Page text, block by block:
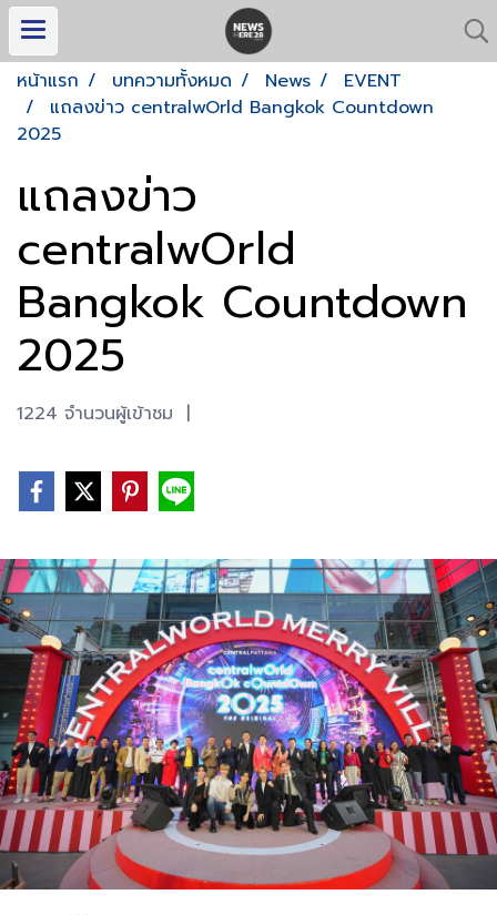
หน้าแรก บทความทั้งหมด News
EVENT
แถลงข่าว centralwOrld Bangkok Countdown
2025
แถลงข่าว
centralwOrld
Bangkok Countdown
2025
1224 จำนวนผู้เข้าชม |